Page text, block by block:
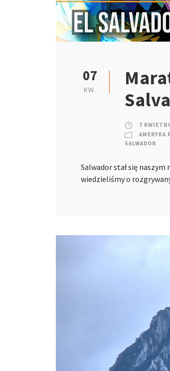
07
KW.
7
AMERYKA
SALWADOR
Salwador stał się
wiedzieliśmy o